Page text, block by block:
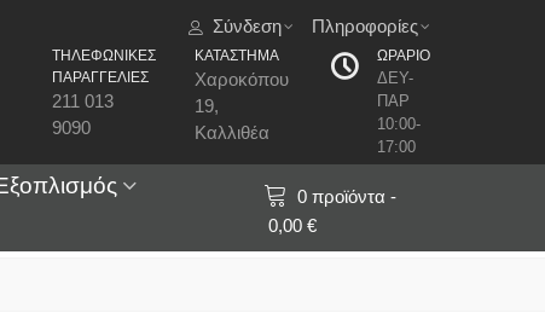
Σύνδεση Πληροφορίες
ΤΗΛΕΦΩΝΙΚΕΣ
ΠΑΡΑΓΓΕΛΙΕΣ
211 013
9090
ΚΑΤΑΣΤΗΜΑ
Χαροκόπου
19,
Καλλιθέα
ΩΡΑΡΙΟ
ΔΕΥ-
ΠΑΡ
10:00-
17:00
0 προϊόντα -
0,00 €